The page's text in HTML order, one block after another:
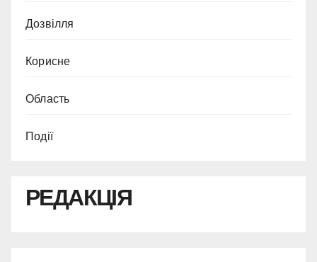
Дозвілля
Корисне
Область
Події
РЕДАКЦІЯ